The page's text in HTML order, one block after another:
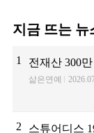
지금 뜨는 뉴
1 전재산 300
삶은연예
2 스튜어디스